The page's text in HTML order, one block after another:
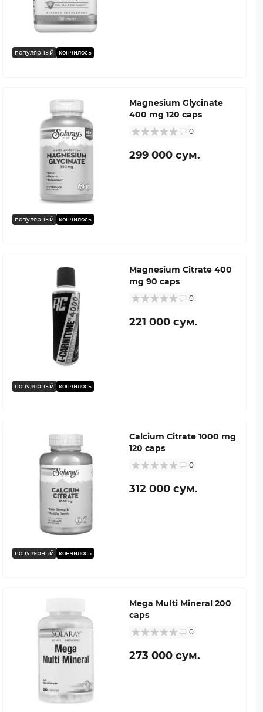
популярный кончилось
популярный кончилось
Magnesium Glycinate
400 mg 120 caps
0
299 000 сум.
популярный кончилось
Magnesium Citrate 400
mg 90 caps
0
221 000 сум.
популярный кончилось
Calcium Citrate 1000 mg
120 caps
0
312 000 сум.
Mega Multi Mineral 200
caps
0
273 000 сум.